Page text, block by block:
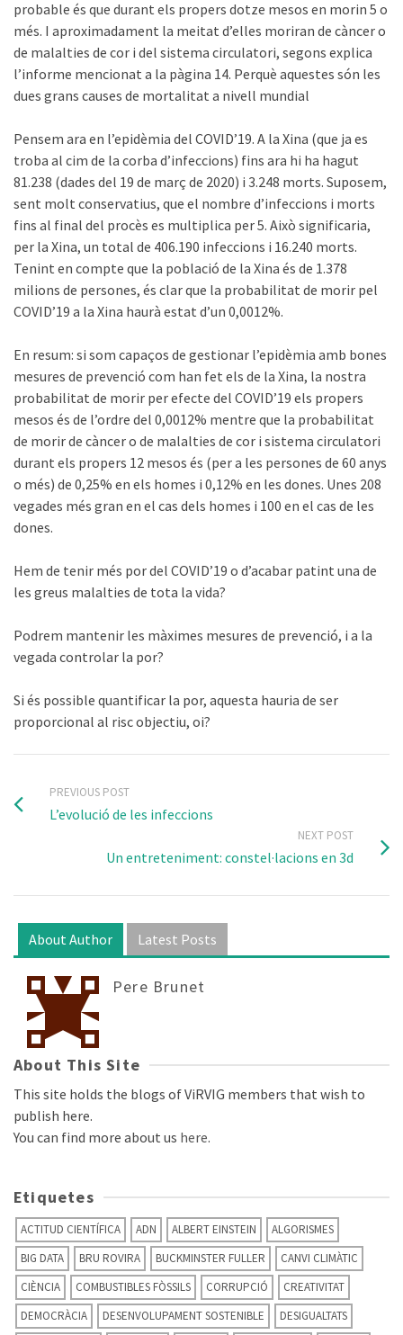
probable és que durant els propers dotze mesos en morin 5 o
més. I aproximadament la meitat d’elles moriran de càncer o
de malalties de cor i del sistema circulatori, segons explica
l’informe mencionat a la pàgina 14. Perquè aquestes són les
dues grans causes de mortalitat a nivell mundial
Pensem ara en l’epidèmia del COVID’19. A la Xina (que ja es
troba al cim de la corba d’infeccions) fins ara hi ha hagut
81.238 (dades del 19 de març de 2020) i 3.248 morts. Suposem,
sent molt conservatius, que el nombre d’infeccions i morts
fins al final del procès es multiplica per 5. Això significaria,
per la Xina, un total de 406.190 infeccions i 16.240 morts.
Tenint en compte que la població de la Xina és de 1.378
milions de persones, és clar que la probabilitat de morir pel
COVID’19 a la Xina haurà estat d’un 0,0012%.
En resum: si som capaços de gestionar l’epidèmia amb bones
mesures de prevenció com han fet els de la Xina, la nostra
probabilitat de morir per efecte del COVID’19 els propers
mesos és de l’ordre del 0,0012% mentre que la probabilitat
de morir de càncer o de malalties de cor i sistema circulatori
durant els propers 12 mesos és (per a les persones de 60 anys
o més) de 0,25% en els homes i 0,12% en les dones. Unes 208
vegades més gran en el cas dels homes i 100 en el cas de les
dones.
Hem de tenir més por del COVID’19 o d’acabar patint una de
les greus malalties de tota la vida?
Podrem mantenir les màximes mesures de prevenció, i a la
vegada controlar la por?
Si és possible quantificar la por, aquesta hauria de ser
proporcional al risc objectiu, oi?
PREVIOUS POST
L’evolució de les infeccions
NEXT POST
Un entreteniment: constel·lacions en 3d
About Author Latest Posts
Pere Brunet
About This Site
This site holds the blogs of ViRVIG members that wish to
publish here.
You can find more about us here.
Etiquetes
ACTITUD CIENTÍFICA ADN ALBERT EINSTEIN
ALGORISMES
BIG DATA
BRU ROVIRA BUCKMINSTER FULLER
CANVI CLIMÀTIC
CIÈNCIA
COMBUSTIBLES FÒSSILS CORRUPCIÓ
CREATIVITAT
DEMOCRÀCIA
DESENVOLUPAMENT SOSTENIBLE
DESIGUALTATS